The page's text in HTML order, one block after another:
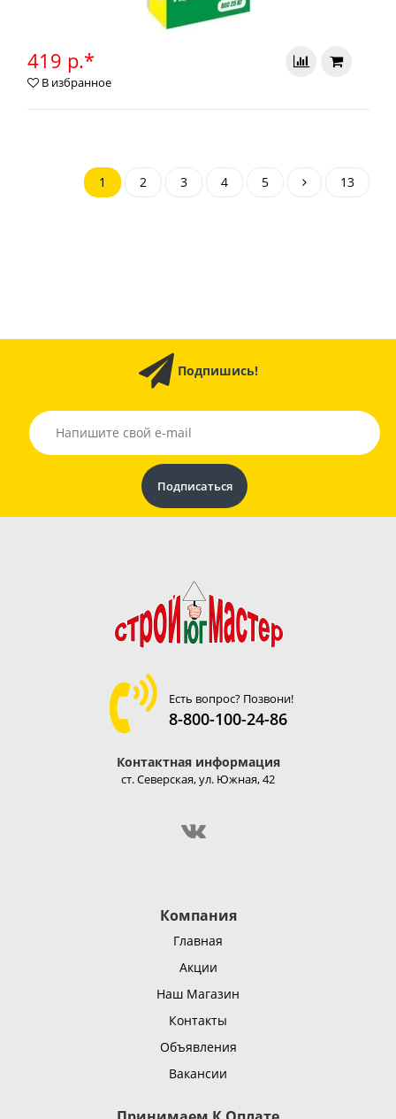
419 р.*
В избранное
1 2 3 4 5 13
Подпишись!
Есть вопрос? Позвони!
8-800-100-24-86
Контактная информация
ст. Северская, ул. Южная, 42
Компания
Главная
Акции
Наш Магазин
Контакты
Объявления
Вакансии